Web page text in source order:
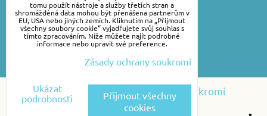
Předvolby soukromí
Zásady ochrany soukromí
tomu použít nástroje a služby třetích stran a
shromážděná data mohou být přenášena partnerům v
EU, USA nebo jiných zemích. Kliknutím na „Přijmout
všechny soubory cookie“ vyjadřujete svůj souhlas s
tímto zpracováním. Níže můžete najít podrobné
informace nebo upravit své preference.
Zásady ochrany soukromí
Ukázat
podrobnosti
Přijmout všechny
cookies